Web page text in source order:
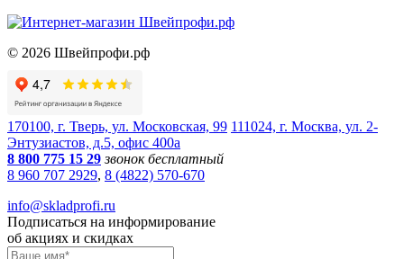
© 2026 Швейпрофи.рф
170100, г. Тверь, ул. Московская, 99 111024, г. Москва, ул. 2-
Энтузиастов, д.5, офис 400а
8 800 775 15 29 звонок бесплатный
8 960 707 2929, 8 (4822) 570-670
info@skladprofi.ru
Подписаться на информирование
об акциях и скидках